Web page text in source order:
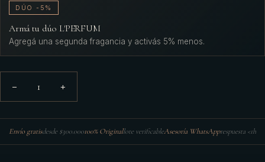
DÚO -5%
Armá tu dúo L'PERFUM
Agregá una segunda fragancia y activás 5% menos.
− 1 +
Envío gratisdesde $300.000100% Originallote verificableAsesoría WhatsApprespuesta <1h